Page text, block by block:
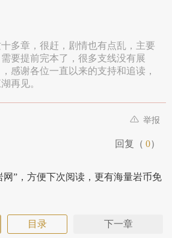
多章，很赶，剧情也有点乱，主要
要提前完本了，很多支线没有展
感谢各位一直以来的支持和追读，
再见。
举报
回复（ 0）
网”，方便下次阅读，更有海量岩币免
目录 下一章